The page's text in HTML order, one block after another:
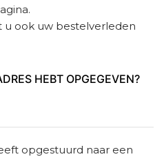
u ook uw bestelverleden
HEBT OPGEGEVEN?
opgestuurd naar een